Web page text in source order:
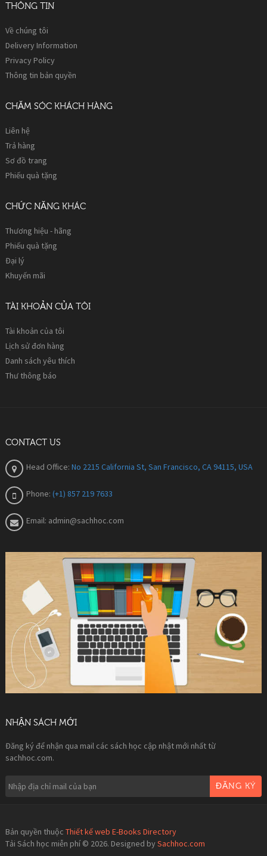
THÔNG TIN
Về chúng tôi
Delivery Information
Privacy Policy
Thông tin bản quyền
CHĂM SÓC KHÁCH HÀNG
Liên hệ
Trả hàng
Sơ đồ trang
Phiếu quà tặng
CHỨC NĂNG KHÁC
Thương hiệu - hãng
Phiếu quà tặng
Đại lý
Khuyến mãi
TÀI KHOẢN CỦA TÔI
Tài khoản của tôi
Lịch sử đơn hàng
Danh sách yêu thích
Thư thông báo
CONTACT US
Head Office: No 2215 California St, San Francisco, CA 94115, USA
Phone: (+1) 857 219 7633
Email: admin@sachhoc.com
NHẬN SÁCH MỚI
Đăng ký để nhận qua mail các sách học cập nhật mới nhất từ
sachhoc.com.
ĐĂNG KÝ
Bản quyền thuộc Thiết kế web E-Books Directory
Tải Sách học miễn phí © 2026. Designed by Sachhoc.com